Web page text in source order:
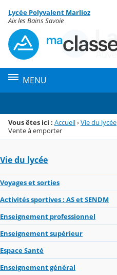
Menu de la rubrique
Contenu
Lycée Polyvalent Marlioz
Aix les Bains Savoie
MENU
Vous êtes ici : Accueil›Vie du lycée
Vente à emporter
Vie du lycée
Voyages et sorties
Activités sportives : AS et SENDM
Enseignement professionnel
Enseignement supérieur
Espace Santé
Enseignement général